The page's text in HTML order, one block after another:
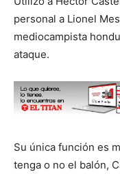
personal a Lionel
mediocampista
ataque.
Su única función es
tenga o no el balón,